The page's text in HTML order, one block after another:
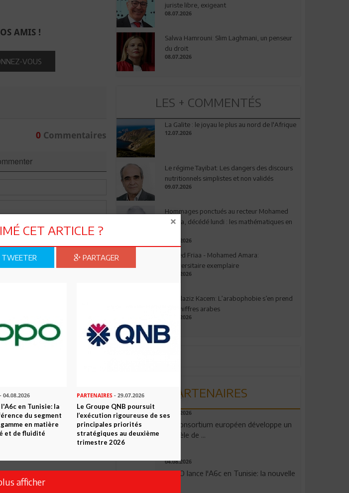
AMIS !
VOUS
0Commentaires
juriste libre, exigeant
08.07.2026
Salwa Hamrouni: Slim Laghmani, un penseur
du droit
08.07.2026
LES + COMMENTÉS
La Galite : le joyau le plus au nord de l'Afrique
12.07.2026
Le régime Tayibat: Les dangers des discours
nutritionnels simplistes et non validés
09.07.2026
Hommages ponctués au recteur Mohamed
Amara, décédé lundi : les mathématiques en
03.08.2026
Ahmed Friaa - Mohamed Amara:
l’Universitaire exemplaire
04.08.2026
Abdelaziz Kacem: L’arabophobie s’en prend
aux chiffres arabes
09.07.2026
PARTENAIRES
06.08.2026
Un consortium européen développe un
modèle de ...
04.08.2026
OPPO lance l'A6c en Tunisie: la nouvelle
CET ARTICLE ?
PARTAGER
- 04.08.2026
l'A6c en Tunisie: la
du segment
en matière
et de fluidité
PARTENAIRES- 29.07.2026
Le Groupe QNB poursuit
l’exécution rigoureuse de ses
principales priorités
stratégiques au deuxième
trimestre 2026
afficher